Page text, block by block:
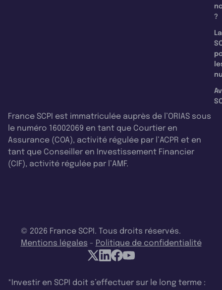
?
La
France SCPI est immatriculée auprès de l’ORIAS sous
le numéro 16002069 en tant que Courtier en
Assurance (COA), activité régulée par l’ACPR et en
tant que Conseiller en Investissement Financier
(CIF), activité régulée par l’AMF.
© 2026 France SCPI. Tous droits réservés.
Mentions légales - Politique de confidentialité
*Investir en SCPI doit s’effectuer sur le long terme :